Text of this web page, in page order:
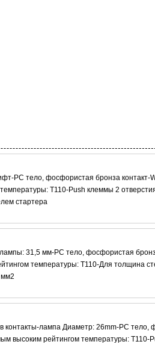
PC тело, фосфористая бронза контакт-
T110-Push клеммы 2
стартера
31,5 мм-PC тело, фосфористая
температуры: T110-Для толщина
мм2
контакты-лампа Диаметр: 26mm-PC тело,
высоким рейтингом температуры: T110-